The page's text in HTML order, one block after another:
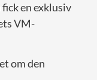
en exklusiv
VM-
om den